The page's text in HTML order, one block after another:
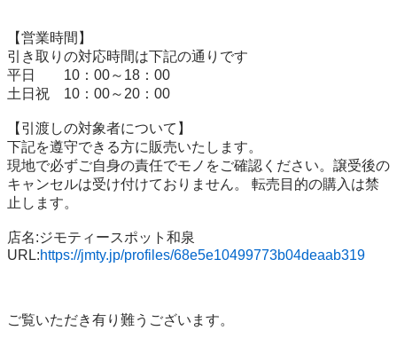
【営業時間】
引き取りの対応時間は下記の通りです
平日　　10：00～18：00
土日祝　10：00～20：00
【引渡しの対象者について】
下記を遵守できる⽅に販売いたします。
現地で必ずご⾃⾝の責任でモノをご確認ください。譲受後の
キャンセルは受け付けておりません。 転売⽬的の購⼊は禁
⽌します。
店名:ジモティースポット和泉
URL:https://jmty.jp/profiles/68e5e10499773b04deaab319
ご覧いただき有り難うございます。